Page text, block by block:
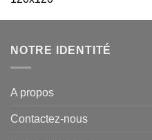
NOTRE IDENTITÉ
A propos
Contactez-nous